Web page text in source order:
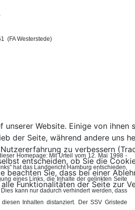
(FA Westerstede)
Homepage: Mit Urteil vom 12. Mai 1998 -
hat das Landgericht Hamburg entschieden,
eines Links, die Inhalte der gelinkten Seite
kann nur dadurch verhindert werden, dass
Inhalten distanziert. Der SSV Gristede
unserer Website. Einige von ihnen
der Seite, während andere uns
zu verbessern
entscheiden, ob Sie die
beachten Sie, dass bei einer
Funktionalitäten der Seite zur